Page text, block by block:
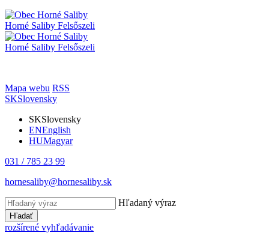
Horné Saliby Felsőszeli
Horné Saliby Felsőszeli
Mapa webu RSS
SKSlovensky
SKSlovensky
ENEnglish
HUMagyar
031 / 785 23 99
hornesaliby@hornesaliby.sk
Hľadaný výraz
Hľadať
rozšírené vyhľadávanie